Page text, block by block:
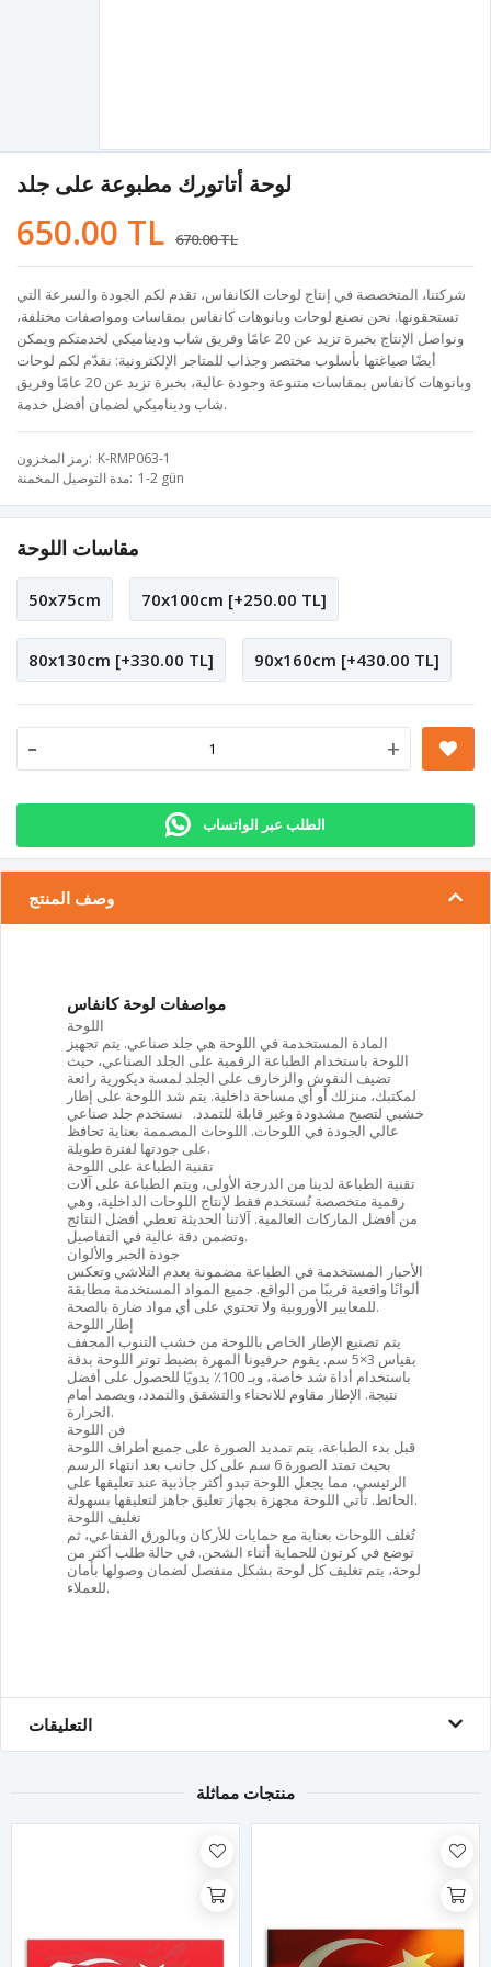
لوحة أتاتورك مطبوعة على جلد
650.00 TL 670.00 TL
شركتنا، المتخصصة في إنتاج لوحات الكانفاس، تقدم لكم الجودة والسرعة التي
تستحقونها. نحن نصنع لوحات وبانوهات كانفاس بمقاسات ومواصفات مختلفة،
ونواصل الإنتاج بخبرة تزيد عن 20 عامًا وفريق شاب وديناميكي لخدمتكم ويمكن
أيضًا صياغتها بأسلوب مختصر وجذاب للمتاجر الإلكترونية: نقدّم لكم لوحات
وبانوهات كانفاس بمقاسات متنوعة وجودة عالية، بخبرة تزيد عن 20 عامًا وفريق
شاب وديناميكي لضمان أفضل خدمة.
رمز المخزون K-RMP063-1
مدة التوصيل المخمنة 1-2 gün
مقاسات اللوحة
50x75cm 70x100cm [+250.00 TL]
80x130cm [+330.00 TL] 90x160cm [+430.00 TL]
- +
الطلب عبر الواتساب
وصف المنتج
مواصفات لوحة كانفاس
اللوحة
المادة المستخدمة في اللوحة هي جلد صناعي. يتم تجهيز
اللوحة باستخدام الطباعة الرقمية على الجلد الصناعي، حيث
تضيف النقوش والزخارف على الجلد لمسة ديكورية رائعة
لمكتبك، منزلك أو أي مساحة داخلية. يتم شد اللوحة على إطار
خشبي لتصبح مشدودة وغير قابلة للتمدد. نستخدم جلد صناعي
عالي الجودة في اللوحات. اللوحات المصممة بعناية تحافظ
على جودتها لفترة طويلة.
تقنية الطباعة على اللوحة
تقنية الطباعة لدينا من الدرجة الأولى، ويتم الطباعة على آلات
رقمية متخصصة تُستخدم فقط لإنتاج اللوحات الداخلية، وهي
من أفضل الماركات العالمية. آلاتنا الحديثة تعطي أفضل النتائج
وتضمن دقة عالية في التفاصيل.
جودة الحبر والألوان
الأحبار المستخدمة في الطباعة مضمونة بعدم التلاشي وتعكس
ألوانًا واقعية قريبًا من الواقع. جميع المواد المستخدمة مطابقة
للمعايير الأوروبية ولا تحتوي على أي مواد ضارة بالصحة.
يتم تصنيع الإطار الخاص باللوحة من خشب التنوب المجفف
بقياس 3×5 سم. يقوم حرفيونا المهرة بضبط توتر اللوحة بدقة
باستخدام أداة شد خاصة، وبـ 100٪ يدويًا للحصول على أفضل
نتيجة. الإطار مقاوم للانحناء والتشقق والتمدد، ويصمد أمام
الحرارة.
قبل بدء الطباعة، يتم تمديد الصورة على جميع أطراف اللوحة
بحيث تمتد الصورة 6 سم على كل جانب بعد انتهاء الرسم
الرئيسي، مما يجعل اللوحة تبدو أكثر جاذبية عند تعليقها على
الحائط. تأتي اللوحة مجهزة بجهاز تعليق جاهز لتعليقها بسهولة.
تغليف اللوحة
تُغلف اللوحات بعناية مع حمايات للأركان وبالورق الفقاعي، ثم
توضع في كرتون للحماية أثناء الشحن. في حالة طلب أكثر من
لوحة، يتم تغليف كل لوحة بشكل منفصل لضمان وصولها بأمان
للعملاء.
التعليقات
منتجات مماثلة